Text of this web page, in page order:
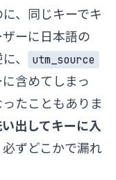
、同じキーでキ
ーに日本語の
、
utm_source
含めてしまっ
たこともありま
出してキーに入
ずどこかで漏れ